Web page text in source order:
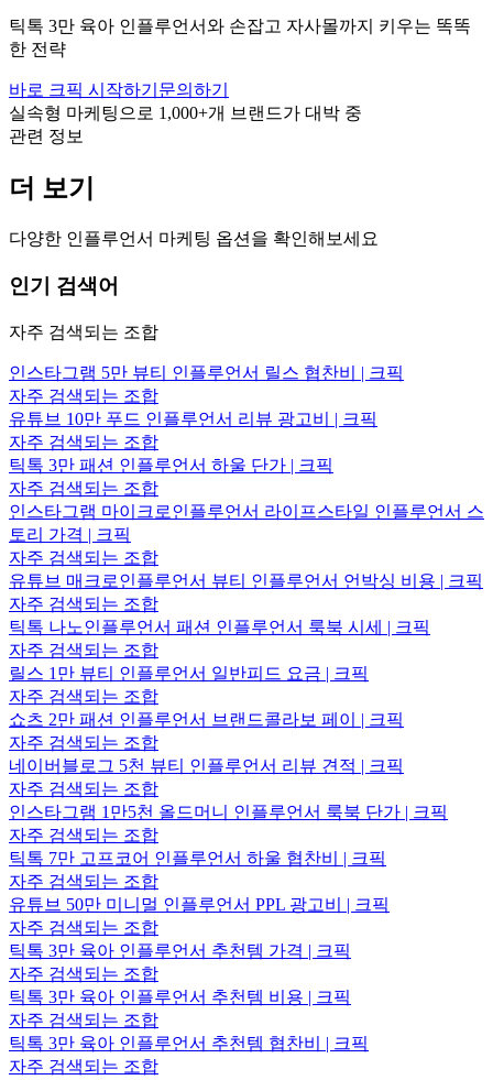
틱톡 3만 육아 인플루언서와 손잡고 자사몰까지 키우는 똑똑
한 전략
바로 크픽 시작하기 문의하기
실속형 마케팅으로 1,000+개 브랜드가 대박 중
관련 정보
더 보기
다양한 인플루언서 마케팅 옵션을 확인해보세요
인기 검색어
자주 검색되는 조합
인스타그램 5만 뷰티 인플루언서 릴스 협찬비 | 크픽
자주 검색되는 조합
유튜브 10만 푸드 인플루언서 리뷰 광고비 | 크픽
자주 검색되는 조합
틱톡 3만 패션 인플루언서 하울 단가 | 크픽
자주 검색되는 조합
인스타그램 마이크로인플루언서 라이프스타일 인플루언서 스
토리 가격 | 크픽
자주 검색되는 조합
유튜브 매크로인플루언서 뷰티 인플루언서 언박싱 비용 | 크픽
자주 검색되는 조합
틱톡 나노인플루언서 패션 인플루언서 룩북 시세 | 크픽
자주 검색되는 조합
릴스 1만 뷰티 인플루언서 일반피드 요금 | 크픽
자주 검색되는 조합
쇼츠 2만 패션 인플루언서 브랜드콜라보 페이 | 크픽
자주 검색되는 조합
네이버블로그 5천 뷰티 인플루언서 리뷰 견적 | 크픽
자주 검색되는 조합
인스타그램 1만5천 올드머니 인플루언서 룩북 단가 | 크픽
자주 검색되는 조합
틱톡 7만 고프코어 인플루언서 하울 협찬비 | 크픽
자주 검색되는 조합
유튜브 50만 미니멀 인플루언서 PPL 광고비 | 크픽
자주 검색되는 조합
틱톡 3만 육아 인플루언서 추천템 가격 | 크픽
자주 검색되는 조합
틱톡 3만 육아 인플루언서 추천템 비용 | 크픽
자주 검색되는 조합
틱톡 3만 육아 인플루언서 추천템 협찬비 | 크픽
자주 검색되는 조합